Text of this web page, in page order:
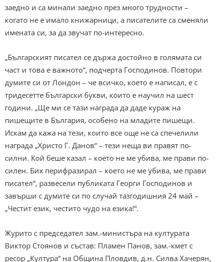
заедно и са минали заедно през много трудности –
когато не е имало книжарници, а писателите са сменяли
имената си, за да звучат по-интересно.
„Българският писател се държа достойно в голямата си
част и това е важното“, подчерта Господинов. Повтори
думите си от Лондон – че всичко, което е написал, е с
тридесетте български букви, които е научил на шест
години. „Ще ми се тази награда да даде кураж на
пишещите в България, особено на младите пишещи.
Искам да кажа на тези, които все още не са спечелили
награда „Христо Г. Данов“ – тези неща ви правят по-
силни. Кой беше казал – което не ме убива, ме прави по-
силен. Бих перифразирал – което не ме убива, ме прави
писател“, развесели публиката Георги Господинов и
завърши с думите си по случай тазгодишния 24 май –
„Честит език, честито чудо на езика!“.
Журито с председател зам.-министъра на културата
Виктор Стоянов и състав: Пламен Панов, зам.-кмет с
ресор „Култура“ на Община Пловдив, д.н. Силва Хачерян,